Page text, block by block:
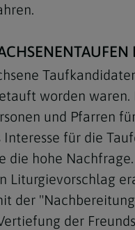
worden
und Pfarren
Interesse für die
die hohe
Liturgievorschlag
der
der